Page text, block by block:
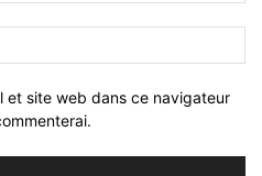
et site web dans ce navigateur